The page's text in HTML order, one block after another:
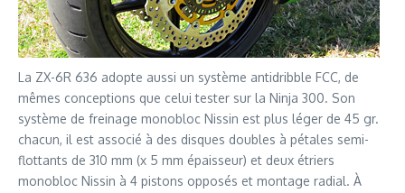
La ZX-6R 636 adopte aussi un système antidribble FCC, de
mêmes conceptions que celui tester sur la Ninja 300. Son
système de freinage monobloc Nissin est plus léger de 45 gr.
chacun, il est associé à des disques doubles à pétales semi-
flottants de 310 mm (x 5 mm épaisseur) et deux étriers
monobloc Nissin à 4 pistons opposés et montage radial. À